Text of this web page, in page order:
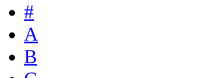
#
A
B